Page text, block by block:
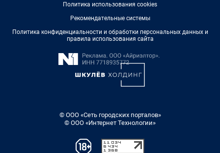
Политика использования cookies
Рекомендательные системы
Политика конфиденциальности и обработки персональных данных и
правила использования сайта
© ООО «Сеть городских порталов»
© ООО «Интернет Технологии»